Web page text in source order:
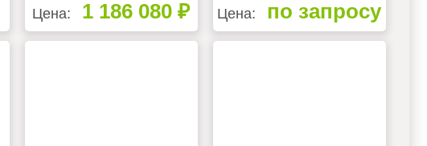
Цена: 1 186 080 ₽ Цена: по запросу